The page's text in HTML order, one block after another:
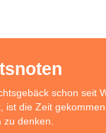
schon seit
ist die Zeit
zu denken.